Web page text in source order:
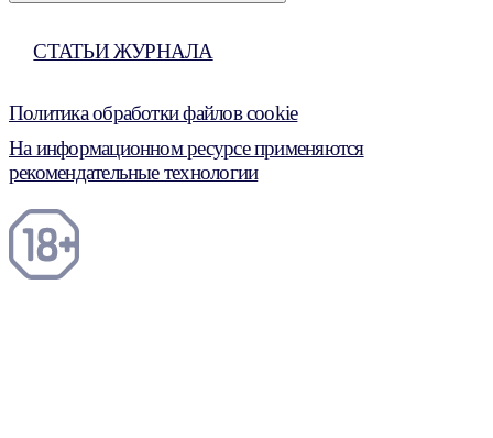
СТАТЬИ ЖУРНАЛА
Политика обработки файлов cookie
На информационном ресурсе применяются
рекомендательные технологии